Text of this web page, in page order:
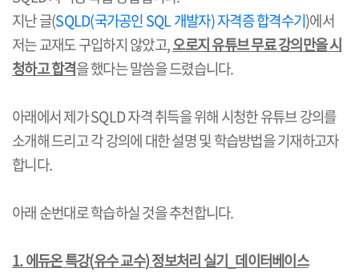
지난 글(SQLD(국가공인SQL개발자)자격증 합격수기)에서
저는 교재도 구입하지 않았고,오로지 유튜브 무료 강의만을 시
청하고 합격을 했다는 말씀을 드렸습니다.
아래에서 제가SQLD자격 취득을 위해 시청한 유튜브 강의를
소개해 드리고 각 강의에 대한 설명 및 학습방법을 기재하고자
합니다.
아래 순번대로 학습하실 것을 추천합니다.
1.에듀온 특강(유수 교수)정보처리 실기 데이터베이스